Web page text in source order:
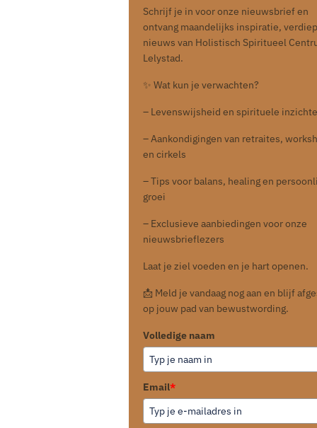
Schrijf je in voor onze nieuwsbrief en
ontvang maandelijks inspiratie,
nieuws van Holistisch Spiritueel
Lelystad.
✨ Wat kun je verwachten?
– Levenswijsheid en spirituele
– Aankondigingen van retraites,
en cirkels
– Tips voor balans, healing en
groei
– Exclusieve aanbiedingen voor onze
nieuwsbrieflezers
Laat je ziel voeden en je hart openen.
📩 Meld je vandaag nog aan en blijf
op jouw pad van bewustwording.
Volledige naam
Email*